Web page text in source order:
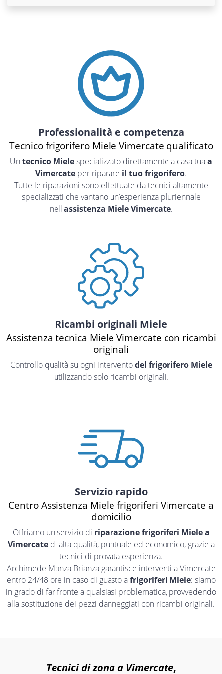
Professionalità e competenza
Tecnico frigorifero Miele Vimercate qualificato
Un tecnico Mielespecializzato direttamente a casa tuaa
Vimercate per riparare il tuo frigorifero.
Tutte le riparazioni sono effettuate da tecnici altamente
specializzati che vantano un’esperienza pluriennale
nell'assistenza Miele Vimercate.
Ricambi originali Miele
Assistenza tecnica Miele Vimercate con ricambi
originali
Controllo qualità su ogni interventodel frigorifero Miele
utilizzando solo ricambi originali.
Servizio rapido
Centro Assistenza Miele frigoriferi Vimercate a
domicilio
Offriamo un servizio di riparazione frigoriferi Miele a
Vimercatedi alta qualità, puntuale ed economico, grazie a
tecnici di provata esperienza.
Archimede Monza Brianza garantisce interventi a Vimercate
entro 24/48 ore in caso di guasto afrigoriferi Miele: siamo
in grado di far fronte a qualsiasi problematica, provvedendo
alla sostituzione dei pezzi danneggiati con ricambi originali.
Tecnici di zona a Vimercate,